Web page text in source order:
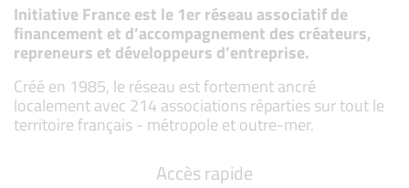
Initiative France est le 1er réseau associatif de
financement et d’accompagnement des créateurs,
repreneurs et développeurs d’entreprise.
Créé en 1985, le réseau est fortement ancré
localement avec 214 associations réparties sur tout le
territoire français - métropole et outre-mer.
Accès rapide